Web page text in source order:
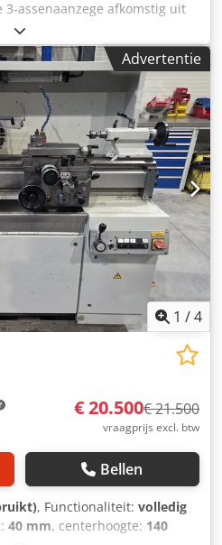
assenaanzege afkomstig uit
van het centrum 140
500 mm -Spoedsnelheden
Ajzr Rnyoc Djk -
en dwarsaanvoer -
enz. -Nieuwe digitale 3-
spantangbescherming -
met opzetstukken -
beks spanplaat /
MK 3 -Diverse
Afmetingen: L x B x H 1,5 x
kg Fouten en wijzigingen
Advertentie
1 /4
€ 20.500€ 21.500
vraagprijs excl. btw
Bellen
, Functionaliteit: volledig
40 mm, centerhoogte: 140